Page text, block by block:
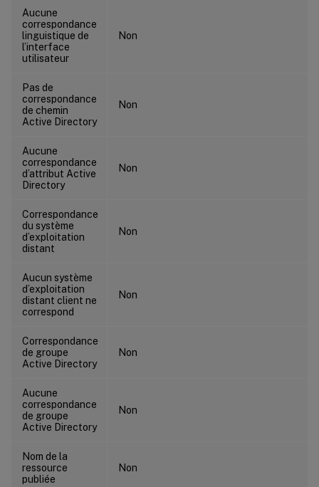
Aucune
correspondance
linguistique de
l’interface
utilisateur
Non
Pas de
correspondance
de chemin
Active Directory
Non
Aucune
correspondance
d’attribut Active
Directory
Non
Correspondance
du système
d’exploitation
distant
Non
Aucun système
d’exploitation
distant client ne
correspond
Non
Correspondance
de groupe
Active Directory
Non
Aucune
correspondance
de groupe
Active Directory
Non
Nom de la
ressource
publiée
Non